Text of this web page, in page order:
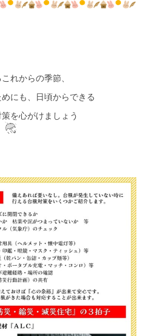
れからの季節、
にも、日頃からできる
を心がけましょう